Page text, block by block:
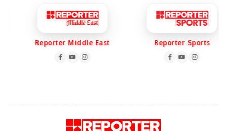
Reporter Middle East Reporter Sports